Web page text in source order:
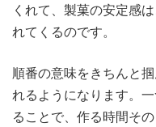
くれて、製菓の安定感
れてくるのです。
順番の意味をきちんと
れるようになります。
ることで、作る時間そ